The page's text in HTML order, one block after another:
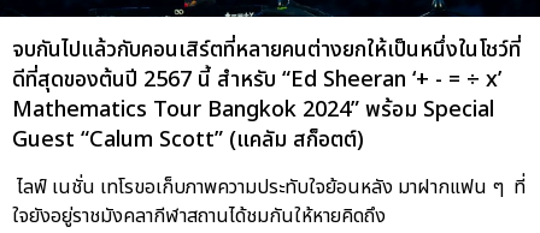
จบกันไปแล้วกับคอนเสิร์ตที่หลายคนต่างยกให้เป็นหนึ่งในโชว์ที่
ดีที่สุดของต้นปี 2567 นี้ สำหรับ “Ed Sheeran ‘+ - = ÷ x’
Mathematics Tour Bangkok 2024” พร้อม Special
Guest “Calum Scott” (แคลัม สก็อตต์)
ไลฟ์ เนชั่น เทโรขอเก็บภาพความประทับใจย้อนหลัง มาฝากแฟน ๆ ที่
ใจยังอยู่ราชมังคลากีฬาสถานได้ชมกันให้หายคิดถึง